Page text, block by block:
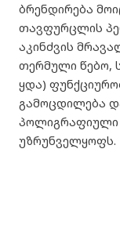
ბრენდირება
თავფურცლის
აკინძვის
თერმული წებო,
ყდა)
გამოცდილება
პოლიგრაფიული
უზრუნველყოფს.